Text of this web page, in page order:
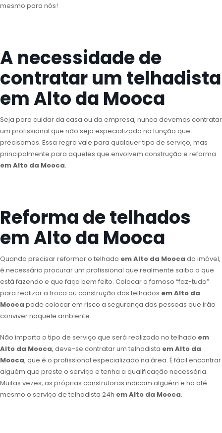
mesmo para nós!
A necessidade de
contratar um telhadista
em Alto da Mooca
Seja para cuidar da casa ou da empresa, nunca devemos contratar
um profissional que não seja especializado na função que
precisamos. Essa regra vale para qualquer tipo de serviço, mas
principalmente para aqueles que envolvem construção e reforma
em Alto da Mooca.
Reforma de telhados
em Alto da Mooca
Quando precisar reformar o telhado em Alto da Mooca do imóvel,
é necessário procurar um profissional que realmente saiba o que
está fazendo e que faça bem feito. Colocar o famoso “faz-tudo”
para realizar a troca ou construção dos telhados em Alto da
Mooca pode colocar em risco a segurança das pessoas que irão
conviver naquele ambiente.
Não importa o tipo de serviço que será realizado no telhado em
Alto da Mooca, deve-se contratar um telhadista em Alto da
Mooca, que é o profissional especializado na área. É fácil encontrar
alguém que preste o serviço e tenha a qualificação necessária.
Muitas vezes, as próprias construtoras indicam alguém e há até
mesmo o serviço de telhadista 24h em Alto da Mooca.